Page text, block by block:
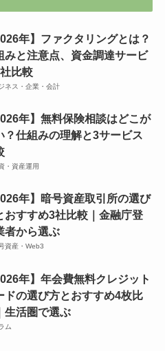
年】ファクタリングとは？
みと注意点、資金調達サービ
比較
ネス・企業・会計
年】無料保険相談はどこが
？仕組みの理解と3サービス
・資産運用
年】暗号資産取引所の選び
おすすめ3社比較｜金融庁登
者から選ぶ
資産・Web3
年】年会費無料クレジット
ドの選び方とおすすめ4枚比
生活圏で選ぶ
ム